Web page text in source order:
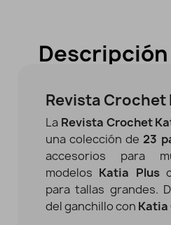
Revista Crochet
La Revista Crochet
una colección de 23
accesorios para
modelos Katia Plus
para tallas grandes.
del ganchillo con Katia